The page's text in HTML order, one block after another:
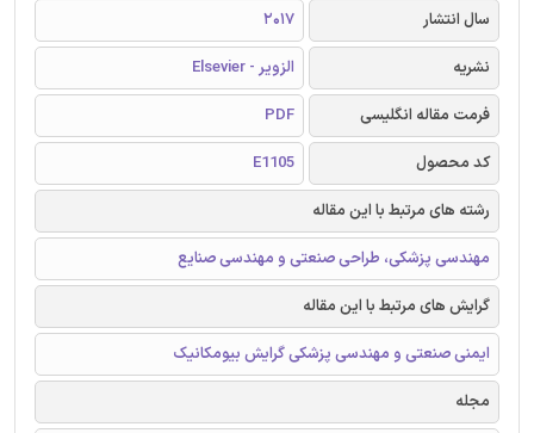
سال انتشار
2017
نشریه
الزویر - Elsevier
فرمت مقاله انگلیسی
PDF
کد محصول
E1105
رشته های مرتبط با این مقاله
مهندسی پزشکی، طراحی صنعتی و مهندسی صنایع
گرایش های مرتبط با این مقاله
ایمنی صنعتی و مهندسی پزشکی گرایش بیومکانیک
مجله